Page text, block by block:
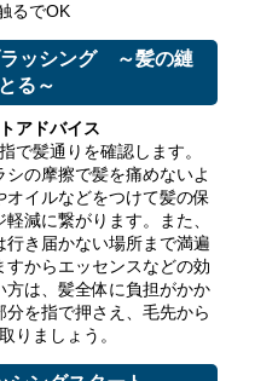
るでOK
ッシング ～髪の縺
る～
アドバイス
で髪通りを確認します。
の摩擦で髪を痛めないよ
オイルなどをつけて髪の保
減に繋がります。また、
き届かない場所まで満遍
からエッセンスなどの効
は、髪全体に負担がかか
を指で押さえ、毛先から
りましょう。